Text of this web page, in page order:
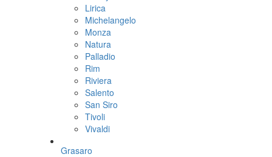
Lirica
Michelangelo
Monza
Natura
Palladio
Rim
Riviera
Salento
San Siro
Tivoli
Vivaldi
Grasaro